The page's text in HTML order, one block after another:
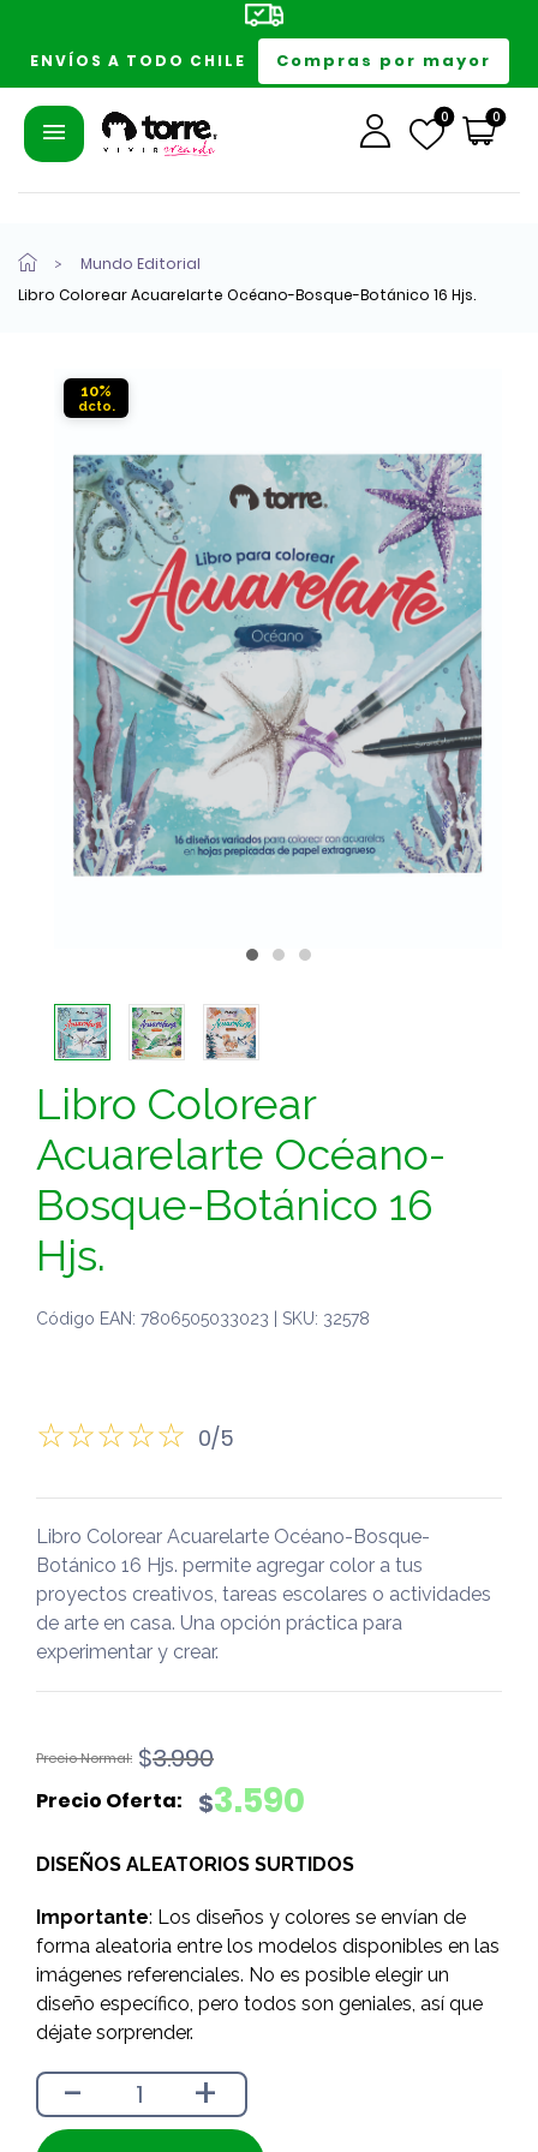
ENVÍOS A TODO CHILE Compras por mayor
0 0
Mundo Editorial
Libro Colorear Acuarelarte Océano-Bosque-Botánico 16 Hjs.
10%
Libro Colorear
Acuarelarte Océano-
Bosque-Botánico 16
Hjs.
Código EAN: 7806505033023 | SKU: 32578
0/5
Libro Colorear Acuarelarte Océano-Bosque-
Botánico 16 Hjs. permite agregar color a tus
proyectos creativos, tareas escolares o actividades
de arte en casa. Una opción práctica para
experimentar y crear.
$3.990
El
original
$3.990.
$3.590
El
actual
$3.590.
DISEÑOS ALEATORIOS SURTIDOS
Importante: Los diseños y colores se envían de
forma aleatoria entre los modelos disponibles en las
imágenes referenciales. No es posible elegir un
diseño específico, pero todos son geniales, así que
déjate sorprender.
- +